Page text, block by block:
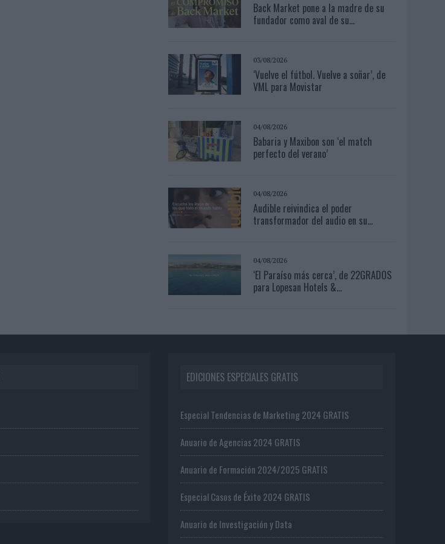
Back Market pone a la madre de su
fundador como aval de su...
03/08/2026
‘Vuelve el fútbol. Vuelve a soñar’, de
VML para Movistar
04/08/2026
Babaria y Maxibon son ‘el match
perfecto del verano’
04/08/2026
Audible reivindica el poder
transformador del audio en su...
04/08/2026
‘El Paraíso más cerca’, de 22GRADOS
para Lopesan Hotels &...
EDICIONES ESPECIALES GRATIS
Especial Tendencias de Marketing 2024 GRATIS
Anuario de Agencias 2024 GRATIS
Anuario de Formación 2024/2025 GRATIS
Especial Casos de Éxito 2024 GRATIS
Anuario de Investigación y Data